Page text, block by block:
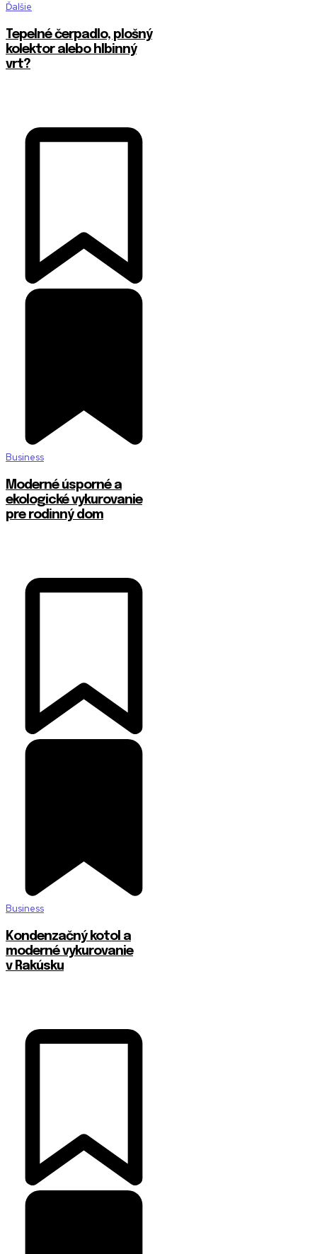
Ďalšie
Tepelné čerpadlo, plošný
kolektor alebo hlbinný
vrt?
Business
Moderné úsporné a
ekologické vykurovanie
pre rodinný dom
Business
Kondenzačný kotol a
moderné vykurovanie
v Rakúsku